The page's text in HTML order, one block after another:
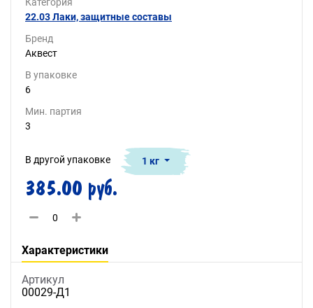
22.03 Лаки, защитные составы
Бренд
Аквест
В упаковке
6
Мин. партия
3
В другой упаковке 1 кг
385.00 руб.
Характеристики
Артикул
00029-Д1